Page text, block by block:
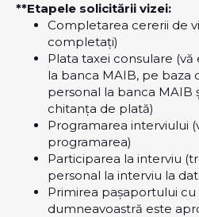
**Etapele solicitării vizei:
Completarea cererii de
completați)
Plata taxei consulare
la banca MAIB, pe baza
personal la banca MAIB
chitanța de plată)
Programarea interviului
programarea)
Participarea la interviu
personal la interviu la
Primirea pașaportului cu
dumneavoastră este